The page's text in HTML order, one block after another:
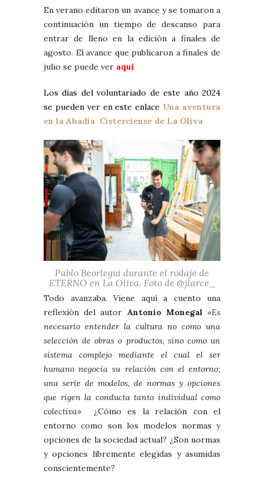
En verano editaron un avance y se tomaron a
continuación un tiempo de descanso para
entrar de lleno en la edición a finales de
agosto. El avance que publicaron a finales de
julio se puede ver aquí
Los días del voluntariado de este año 2024
se pueden ver en este enlace Una aventura
en la Abadía Cisterciense de La Oliva
Pablo Beorlegui durante el rodaje de
ETERNO en La Oliva. Foto de @jlarce_
Todo avanzaba. Viene aquí a cuento una
reflexión del autor Antonio Monegal«Es
necesario entender la cultura no como una
selección de obras o productos, sino como un
sistema complejo mediante el cual el ser
humano negocia su relación con el entorno;
una serie de modelos, de normas y opciones
que rigen la conducta tanto individual como
colectiva» ¿Cómo es la relación con el
entorno como son los modelos normas y
opciones de la sociedad actual? ¿Son normas
y opciones libremente elegidas y asumidas
conscientemente?